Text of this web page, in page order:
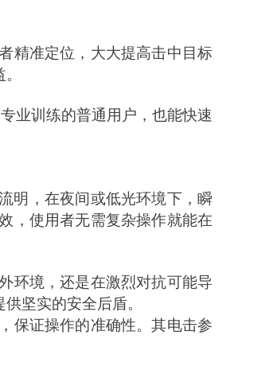
精准定位，大大提高击中目标
业训练的普通用户，也能快速
明，在夜间或低光环境下，瞬
，使用者无需复杂操作就能在
环境，还是在激烈对抗可能导
坚实的安全后盾。
保证操作的准确性。其电击参